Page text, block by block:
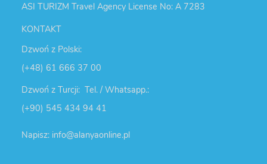
ASI TURIZM Travel Agency License No: A 7283
KONTAKT
Dzwoń z Polski:
(+48) 61 666 37 00
Dzwoń z Turcji: Tel. / Whatsapp.:
(+90) 545 434 94 41
Napisz: info@alanyaonline.pl